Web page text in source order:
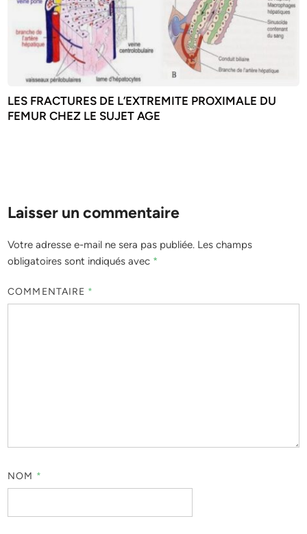
LES FRACTURES DE L’EXTREMITE PROXIMALE DU
FEMUR CHEZ LE SUJET AGE
Laisser un commentaire
Votre adresse e-mail ne sera pas publiée. Les champs
obligatoires sont indiqués avec *
COMMENTAIRE *
NOM *